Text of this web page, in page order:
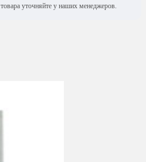
уточняйте у наших менеджеров.